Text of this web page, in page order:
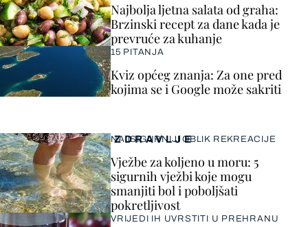
ZDRAVLJE
NAJSIGURNIJI OBLIK REKREACIJE
Vježbe za koljeno u moru: 5
sigurnih vježbi koje mogu
smanjiti bol i poboljšati
pokretljivost
VRIJEDI IH UVRSTITI U PREHRANU
Najbolja ljetna salata od graha:
Brzinski recept za dane kada je
prevruće za kuhanje
15 PITANJA
Kviz općeg znanja: Za one pred
kojima se i Google može sakriti